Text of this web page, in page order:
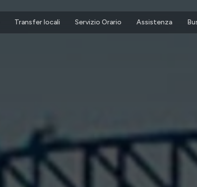
Transfer locali Servizio Orario Assistenza